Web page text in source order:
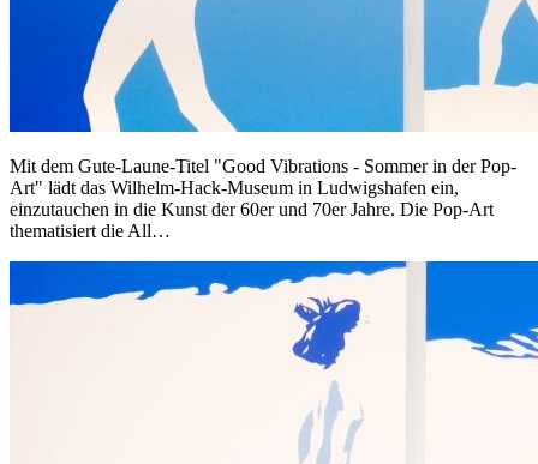
Mit dem Gute-Laune-Titel "Good Vibrations - Sommer in der Pop-
Art" lädt das Wilhelm-Hack-Museum in Ludwigshafen ein,
einzutauchen in die Kunst der 60er und 70er Jahre. Die Pop-Art
thematisiert die All…